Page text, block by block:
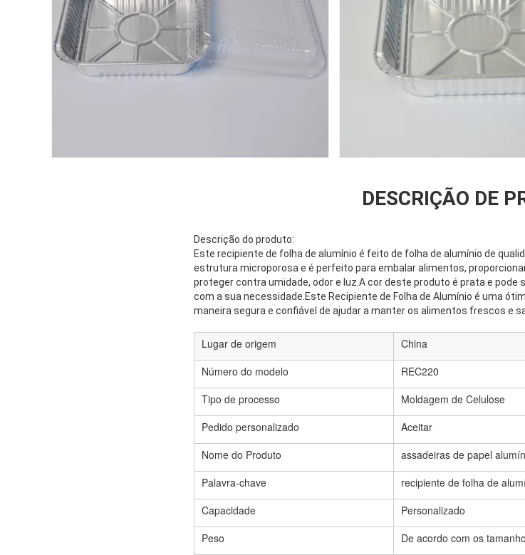
DESCRIÇÃO DE
Descrição do produto:
Este recipiente de folha de alumínio é feito de folha de alumínio de
estrutura microporosa e é perfeito para embalar alimentos,
proteger contra umidade, odor e luz.A cor deste produto é prata e
com a sua necessidade.Este Recipiente de Folha de Alumínio é uma
maneira segura e confiável de ajudar a manter os alimentos frescos e
Lugar de origem
China
Número do modelo
REC220
Tipo de processo
Moldagem de Celulose
Pedido personalizado
Aceitar
Nome do Produto
assadeiras de papel
Palavra-chave
recipiente de folha de
Capacidade
Personalizado
Peso
De acordo com os